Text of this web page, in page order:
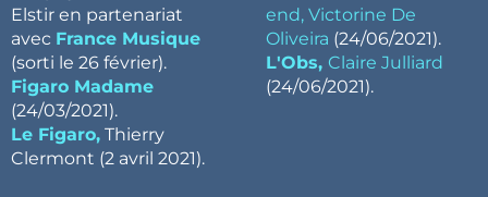
Elstir en partenariat
avec France Musique
(sorti le 26 février).
Figaro Madame
(24/03/2021).
Le Figaro, Thierry
Clermont (2 avril 2021).
end, Victorine De
Oliveira (24/06/2021).
L'Obs, Claire Julliard
(24/06/2021).